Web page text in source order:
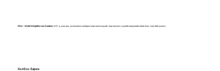
WILA - Wynter Immigration Law Academy:АНУ-д дахь виз, цагаачлалын салбарын мэргэжилтнүүдийг мэргэшүүлэгч хуулийн академийн албан ёсны түнш байгууллага
Холбоо барих